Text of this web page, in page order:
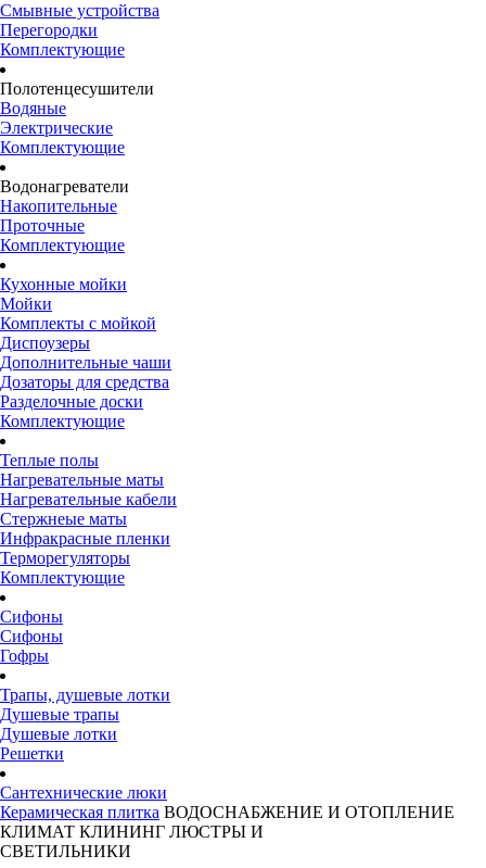
Смывные устройства
Перегородки
Комплектующие
Полотенцесушители
Водяные
Электрические
Комплектующие
Водонагреватели
Накопительные
Проточные
Комплектующие
Кухонные мойки
Мойки
Комплекты с мойкой
Диспоузеры
Дополнительные чаши
Дозаторы для средства
Разделочные доски
Комплектующие
Теплые полы
Нагревательные маты
Нагревательные кабели
Стержнеые маты
Инфракрасные пленки
Терморегуляторы
Комплектующие
Сифоны
Сифоны
Гофры
Трапы, душевые лотки
Душевые трапы
Душевые лотки
Решетки
Сантехнические люки
Керамическая плитка ВОДОСНАБЖЕНИЕ И ОТОПЛЕНИЕ
КЛИМАТ КЛИНИНГ ЛЮСТРЫ И
СВЕТИЛЬНИКИ